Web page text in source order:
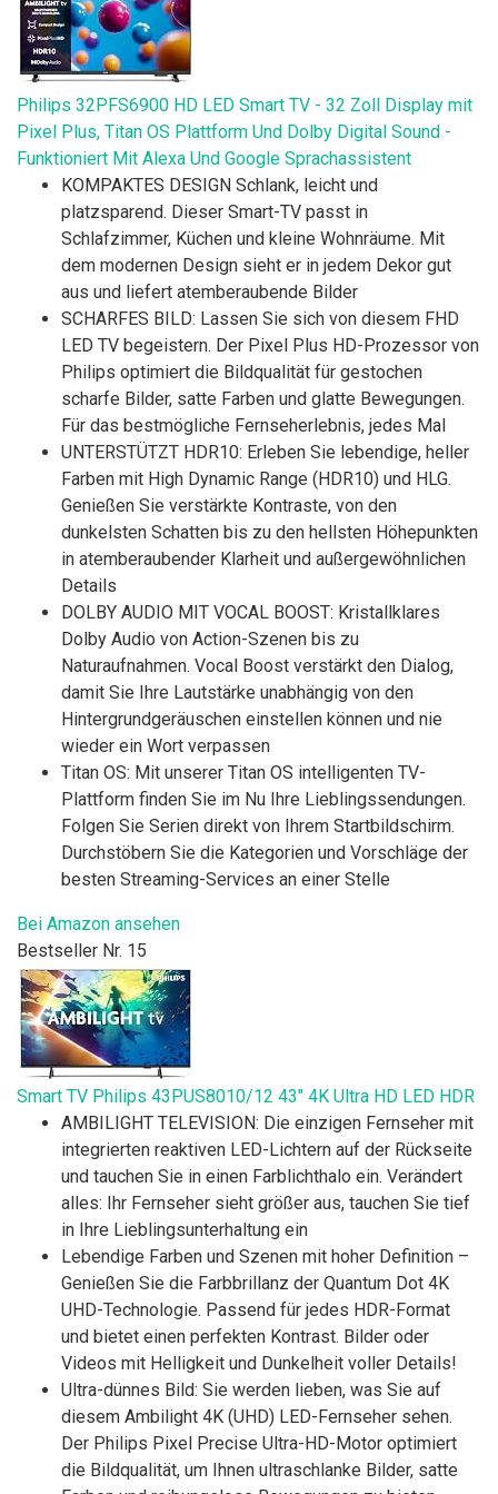
Philips 32PFS6900 HD LED Smart TV - 32 Zoll Display mit
Pixel Plus, Titan OS Plattform Und Dolby Digital Sound -
Funktioniert Mit Alexa Und Google Sprachassistent
KOMPAKTES DESIGN Schlank, leicht und
platzsparend. Dieser Smart-TV passt in
Schlafzimmer, Küchen und kleine Wohnräume. Mit
dem modernen Design sieht er in jedem Dekor gut
aus und liefert atemberaubende Bilder
SCHARFES BILD: Lassen Sie sich von diesem FHD
LED TV begeistern. Der Pixel Plus HD-Prozessor von
Philips optimiert die Bildqualität für gestochen
scharfe Bilder, satte Farben und glatte Bewegungen.
Für das bestmögliche Fernseherlebnis, jedes Mal
UNTERSTÜTZT HDR10: Erleben Sie lebendige, heller
Farben mit High Dynamic Range (HDR10) und HLG.
Genießen Sie verstärkte Kontraste, von den
dunkelsten Schatten bis zu den hellsten Höhepunkten
in atemberaubender Klarheit und außergewöhnlichen
Details
DOLBY AUDIO MIT VOCAL BOOST: Kristallklares
Dolby Audio von Action-Szenen bis zu
Naturaufnahmen. Vocal Boost verstärkt den Dialog,
damit Sie Ihre Lautstärke unabhängig von den
Hintergrundgeräuschen einstellen können und nie
wieder ein Wort verpassen
Titan OS: Mit unserer Titan OS intelligenten TV-
Plattform finden Sie im Nu Ihre Lieblingssendungen.
Folgen Sie Serien direkt von Ihrem Startbildschirm.
Durchstöbern Sie die Kategorien und Vorschläge der
besten Streaming-Services an einer Stelle
Bei Amazon ansehen
Bestseller Nr. 15
Smart TV Philips 43PUS8010/12 43" 4K Ultra HD LED HDR
AMBILIGHT TELEVISION: Die einzigen Fernseher mit
integrierten reaktiven LED-Lichtern auf der Rückseite
und tauchen Sie in einen Farblichthalo ein. Verändert
alles: Ihr Fernseher sieht größer aus, tauchen Sie tief
in Ihre Lieblingsunterhaltung ein
Lebendige Farben und Szenen mit hoher Definition –
Genießen Sie die Farbbrillanz der Quantum Dot 4K
UHD-Technologie. Passend für jedes HDR-Format
und bietet einen perfekten Kontrast. Bilder oder
Videos mit Helligkeit und Dunkelheit voller Details!
Ultra-dünnes Bild: Sie werden lieben, was Sie auf
diesem Ambilight 4K (UHD) LED-Fernseher sehen.
Der Philips Pixel Precise Ultra-HD-Motor optimiert
die Bildqualität, um Ihnen ultraschlanke Bilder, satte